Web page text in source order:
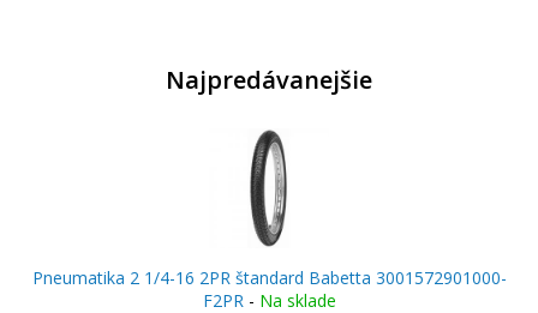
Najpredávanejšie
Pneumatika 2 1/4-16 2PR štandard Babetta 3001572901000-
F2PR- Na sklade